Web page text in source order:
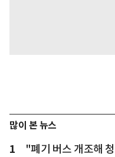
많이 본 뉴스
1
"폐기 버스 개조해